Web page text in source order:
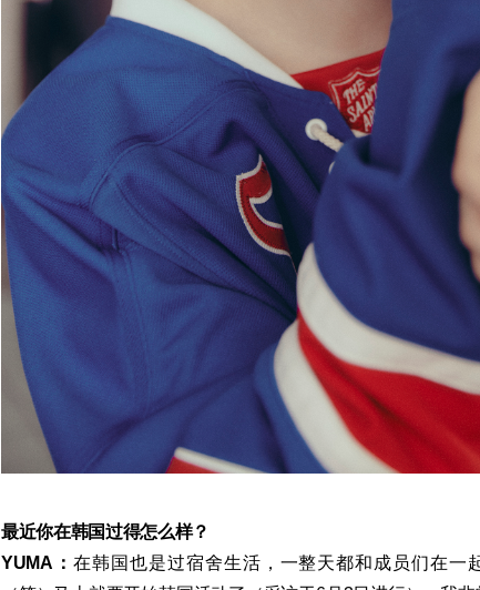
最近你在韩国过得怎么样？
YUMA： 在韩国也是过宿舍生活，一整天都和成员们在一